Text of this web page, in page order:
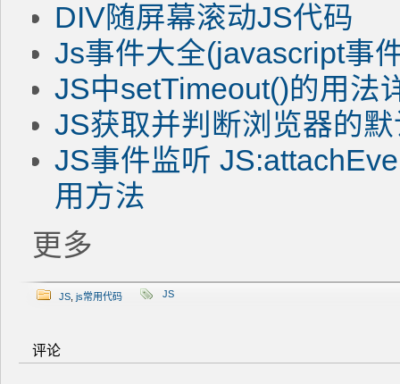
DIV随屏幕滚动JS代码
Js事件大全(javascript事
JS中setTimeout()的用法
JS获取并判断浏览器的
JS事件监听
用方法
更多
JS js常用代码 JS
评论